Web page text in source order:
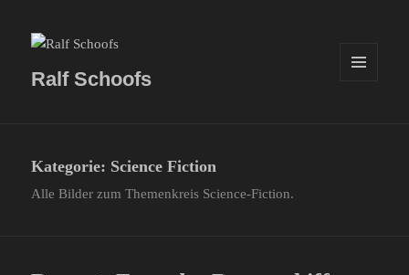
Ralf Schoofs
Kategorie: Science Fiction
Alle Bilder zum Themenkreis Science-Fiction.